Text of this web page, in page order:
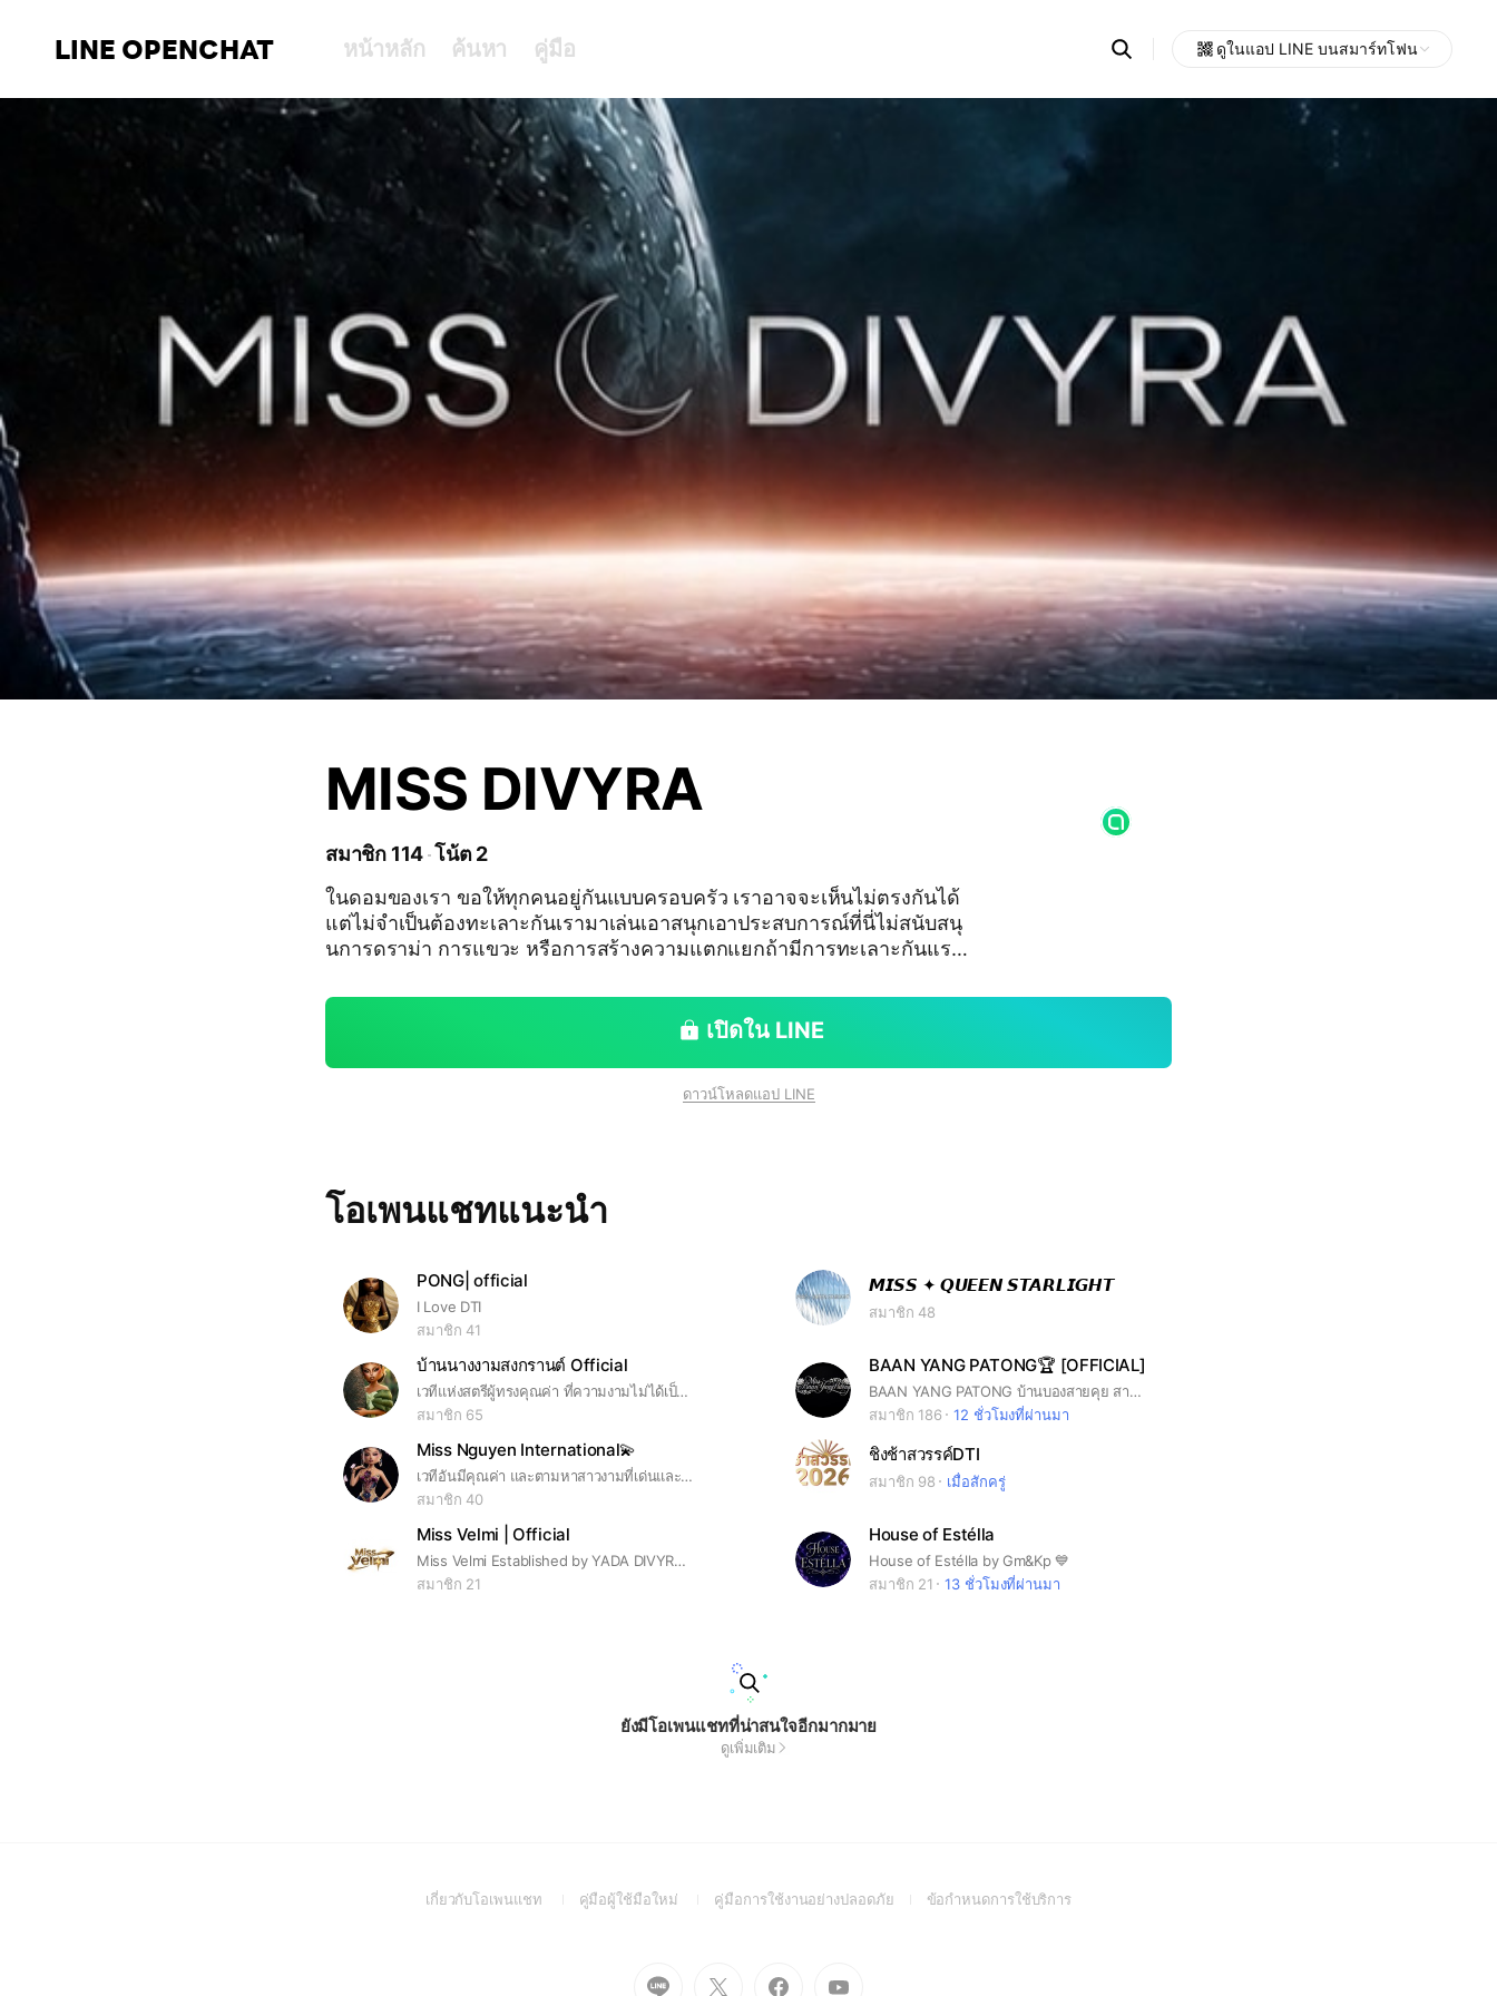
LINE OPENCHAT หน้าหลัก ค้นหา คู่มือ Search
OpenChats
messages
search
ดูในแอป LINE บนสมาร์ทโฟน
MISS DIVYRA
สมาชิก 114 โน้ต 2
ในดอมของเรา ขอให้ทุกคนอยู่กันแบบครอบครัว เราอาจจะเห็นไม่ตรงกันได้
แต่ไม่จำเป็นต้องทะเลาะกันเรามาเล่นเอาสนุกเอาประสบการณ์ที่นี่ไม่สนับสนุ
นการดราม่า การแขวะ หรือการสร้างความแตกแยกถ้ามีการทะเลาะกันแรง
นทีเพื่อความสบายใจของส่วนรวมดอมนี้เราอยากให้เป็นพื้นที่ปลอดภัยคุยกันดี
ๆ ให้เกียรติกัน ซัพพอร์ตกันถ้ามีเลฟ มีแคมเปญ หรือกิจกรรมอะไรช่วยกันคิด
เปิดใน LINE
ดาวน์โหลดแอป LINE
โอเพนแชทแนะนำ
PONG| official
I Love DTI
สมาชิก 41
𝙈𝙄𝙎𝙎 ✦ 𝙌𝙐𝙀𝙀𝙉 𝙎𝙏𝘼𝙍𝙇𝙄𝙂𝙃𝙏
สมาชิก 48
บ้านนางงามสงกรานต์ Official
เวทีแห่งสตรีผู้ทรงคุณค่า ที่ความงามไม่ได้เป็นเพียงภาพลักษณ์ แต่คือพลังของจิตวิญญาณ ความคิด และอิทธิพลที่เปลี่ยนแปลงโลก “URENA” เปรียบเสมือนนิยามของคุณค่าอันล้ำลึก สะท้อนถึงผู้หญิงที่เปล่งประกายจากภายใน สู่ภายนอกอย่างสง่างาม ทุกก้าวย่างคือความมั่นใจ ทุกสายตาคือแรงบันดาลใจ
สมาชิก 65
BAAN YANG PATONG🏆 [OFFICIAL]
BAAN YANG PATONG บ้านบองสายคุย สายคอนเทนต์ สายแฟชั่น สาย Roblox หรือสายสร้างสรรค์ ที่นี่ไม่ใช่แค่แชท แต่คือ ประเทศ ที่ทุกคนสามารถเป็นตัวเองได้แบบไม่ต้องฝืน 💬 พูดคุย แชร์ไลฟ์สไตล์ / ความสนใจ 🎮 เล่นเกม ทำกิจกรรมร่วมกัน 🎤 เปิดพื้นที่ให้โชว์ของ / ปล่อยของ / สร้างโปรเจกต์ 📌 กฎสำคัญ: • เคารพกัน ไม่ toxic • ใช้พื้นที่ร่วมกันอย่างมีมารยาท • หากจะใช้ชื่อ “BAAN YANG PATONG” ทำโปรเจกต์ใด ๆ • ห้ามส่งไลฟ์คนอื่นเข้าด้อมถ้าไม่ได้ขออนุญาติก่อน‼️ ต้องทักมาปรึกษาแอดมินก่อนทุกครั้ง 🏡 “บ้านนี้อยู่ได้ยาว ถ้ารู้จักให้เกียรติกัน”
สมาชิก 186
12 ชั่วโมงที่ผ่านมา
Miss Nguyen International💫
เวทีอันมีคุณค่า และตามหาสาวงามที่เด่นและทรงพลัง
สมาชิก 40
ชิงช้าสวรรค์DTI
สมาชิก 98 เมื่อสักครู่
Miss Velmi | Official
Miss Velmi Established by YADA DIVYRA✨
สมาชิก 21
House of Estélla
House of Estélla by Gm&Kp 💙
สมาชิก 21
13 ชั่วโมงที่ผ่านมา
ยังมีโอเพนแชทที่น่าสนใจอีกมากมาย
ดูเพิ่มเติม
เกี่ยวกับโอเพนแชท
(Openคู่มือผู้ใช้มือใหม่
(Open
window)
คู่มือการใช้งานอย่างปลอดภัย(Openข้อกำหนดการใช้บริการ(Open
Go
Go
Go